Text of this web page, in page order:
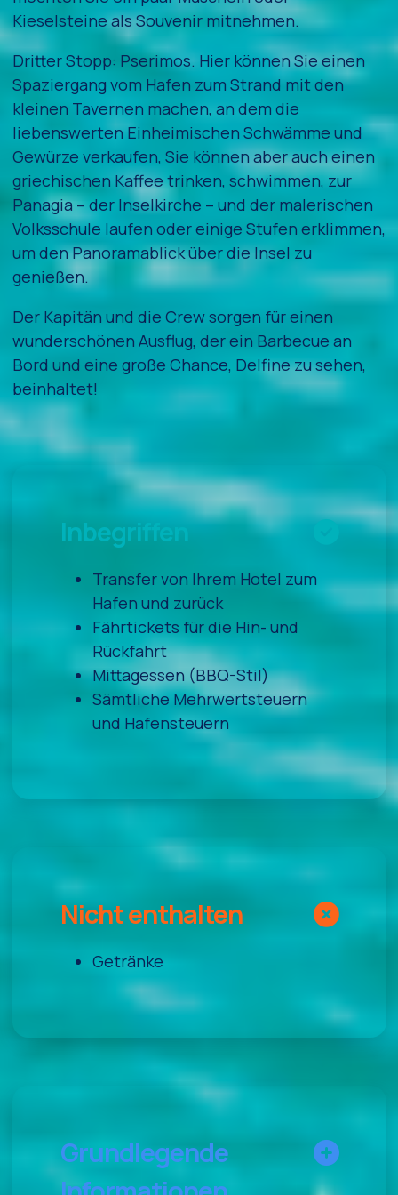
Kieselsteine als Souvenir mitnehmen.
Dritter Stopp: Pserimos. Hier können Sie einen
Spaziergang vom Hafen zum Strand mit den
kleinen Tavernen machen, an dem die
liebenswerten Einheimischen Schwämme und
Gewürze verkaufen, Sie können aber auch einen
griechischen Kaffee trinken, schwimmen, zur
Panagia – der Inselkirche – und der malerischen
Volksschule laufen oder einige Stufen erklimmen,
um den Panoramablick über die Insel zu
genießen.
Der Kapitän und die Crew sorgen für einen
wunderschönen Ausflug, der ein Barbecue an
Bord und eine große Chance, Delfine zu sehen,
beinhaltet!
Inbegriffen
Transfer von Ihrem Hotel zum
Hafen und zurück
Fährtickets für die Hin- und
Rückfahrt
Mittagessen (BBQ-Stil)
Sämtliche Mehrwertsteuern
und Hafensteuern
Nicht enthalten
Getränke
Grundlegende